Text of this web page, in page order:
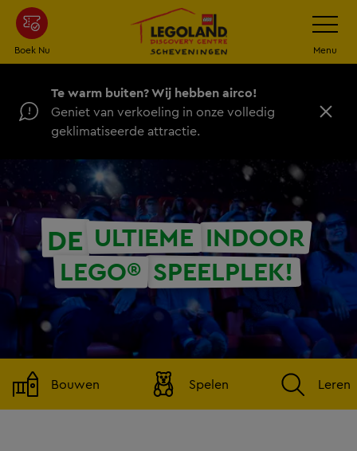
naar
hoofdinhoud
Boek Nu
Schakel
navigatie
Menu
Te warm buiten? Wij hebben airco!
Geniet van verkoeling in onze volledig
geklimatiseerde attractie.
D
DE ULTIEME INDOOR
LEGO® SPEELPLEK!
Bouwen Spelen Leren